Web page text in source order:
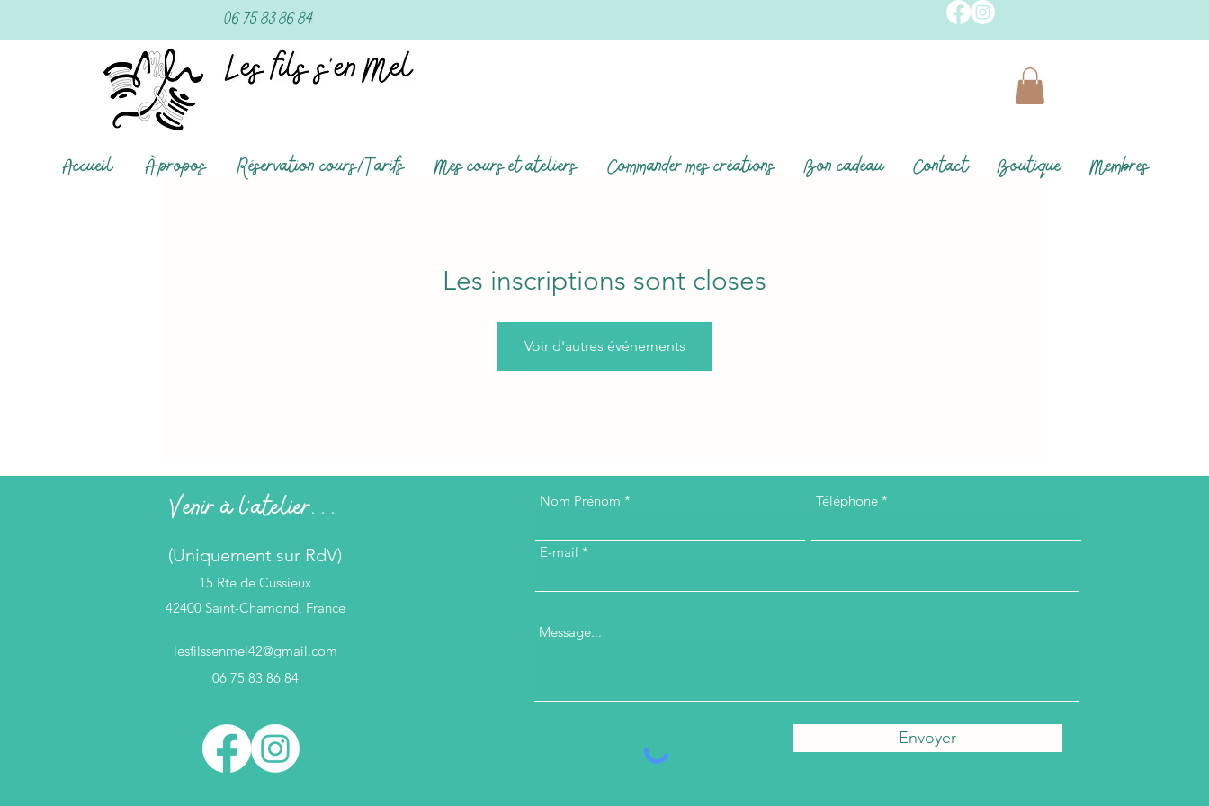
06 75 83 86 84
Accueil À propos Réservation cours/Tarifs Mes cours et ateliers Commander mes créations Bon cadeau Contact Boutique Membres
Les inscriptions sont closes
Voir d'autres événements
Venir à l'atelier...
(Uniquement sur RdV)
15 Rte de Cussieux
42400 Saint-Chamond, France
lesfilssenmel42@gmail.com
06 75 83 86 84
Nom Prénom Téléphone
E-mail
Message...
Envoyer